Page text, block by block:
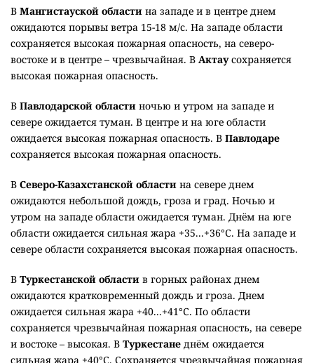
В Мангистауской области на западе и в центре днем
ожидаются порывы ветра 15-18 м/с. На западе области
сохраняется высокая пожарная опасность, на северо-
востоке и в центре – чрезвычайная. В Актаусохраняется
высокая пожарная опасность.
В Павлодарской области ночью и утром на западе и
севере ожидается туман. В центре и на юге области
ожидается высокая пожарная опасность. В Павлодаре
сохраняется высокая пожарная опасность.
В Северо-Казахстанской области на севере днем
ожидаются небольшой дождь, гроза и град. Ночью и
утром на западе области ожидается туман. Днём на юге
области ожидается сильная жара +35...+36°C. На западе и
севере области сохраняется высокая пожарная опасность.
В Туркестанской области в горных районах днем
ожидаются кратковременный дождь и гроза. Днем
ожидается сильная жара +40...+41°C. По области
сохраняется чрезвычайная пожарная опасность, на севере
и востоке – высокая. В Туркестане днём ожидается
сильная жара +40°C. Сохраняется чрезвычайная пожарная